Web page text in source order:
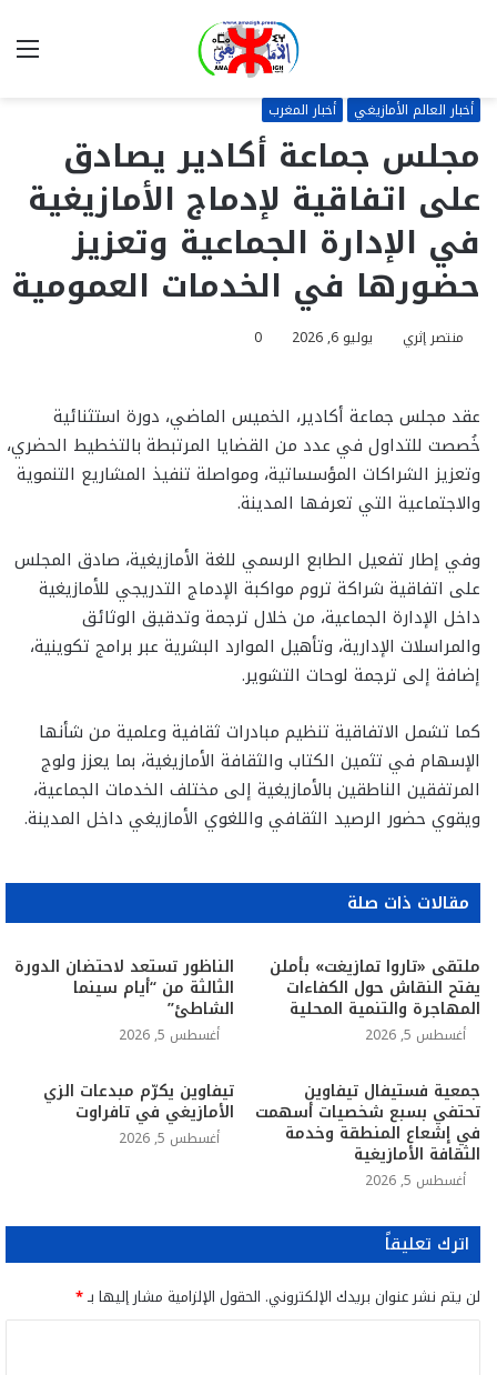
أخبار العالم الأمازيغي أخبار المغرب
مجلس جماعة أكادير يصادق
على اتفاقية لإدماج الأمازيغية
في الإدارة الجماعية وتعزيز
حضورها في الخدمات العمومية
منتصر إثري يوليو 6, 2026 0
عقد مجلس جماعة أكادير، الخميس الماضي، دورة استثنائية
خُصصت للتداول في عدد من القضايا المرتبطة بالتخطيط الحضري،
وتعزيز الشراكات المؤسساتية، ومواصلة تنفيذ المشاريع التنموية
والاجتماعية التي تعرفها المدينة.
وفي إطار تفعيل الطابع الرسمي للغة الأمازيغية، صادق المجلس
على اتفاقية شراكة تروم مواكبة الإدماج التدريجي للأمازيغية
داخل الإدارة الجماعية، من خلال ترجمة وتدقيق الوثائق
والمراسلات الإدارية، وتأهيل الموارد البشرية عبر برامج تكوينية،
إضافة إلى ترجمة لوحات التشوير.
كما تشمل الاتفاقية تنظيم مبادرات ثقافية وعلمية من شأنها
الإسهام في تثمين الكتاب والثقافة الأمازيغية، بما يعزز ولوج
المرتفقين الناطقين بالأمازيغية إلى مختلف الخدمات الجماعية،
ويقوي حضور الرصيد الثقافي واللغوي الأمازيغي داخل المدينة.
مقالات ذات صلة
ملتقى «تاروا تمازيغت» بأملن
يفتح النقاش حول الكفاءات
المهاجرة والتنمية المحلية
أغسطس 5, 2026
الناظور تستعد لاحتضان الدورة
الثالثة من “أيام سينما
الشاطئ”
أغسطس 5, 2026
جمعية فستيفال تيفاوين
تحتفي بسبع شخصيات أسهمت
في إشعاع المنطقة وخدمة
الثقافة الأمازيغية
أغسطس 5, 2026
تيفاوين يكرّم مبدعات الزي
الأمازيغي في تافراوت
أغسطس 5, 2026
اترك تعليقاً
لن يتم نشر عنوان بريدك الإلكتروني. الحقول الإلزامية مشار إليها بـ*